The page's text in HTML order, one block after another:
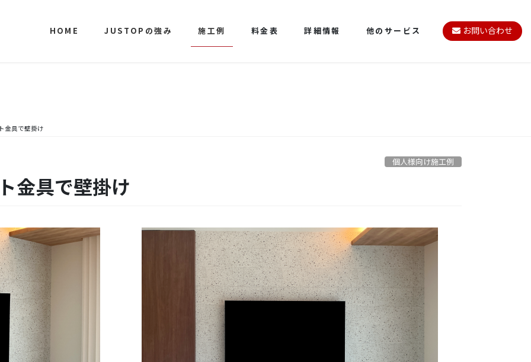
HOME JUSTOPの強み 施工例 料金表 詳細情報 他のサービス お問い合わせ
金具で壁掛け
個人様向け施工例
金具で壁掛け